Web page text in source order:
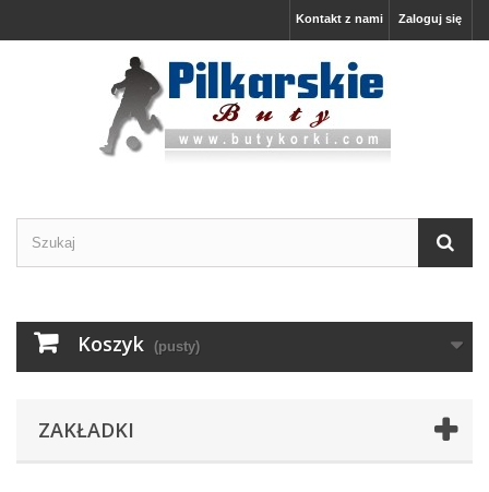
Zaloguj się
Kontakt z nami
Koszyk (pusty)
ZAKŁADKI